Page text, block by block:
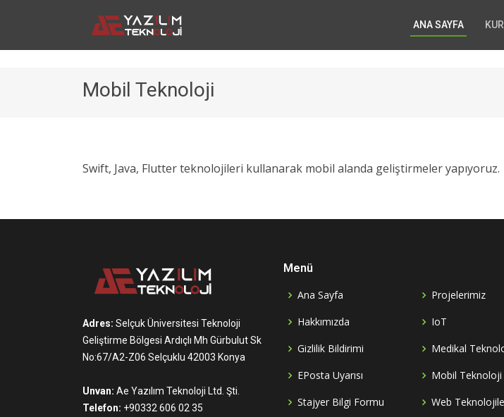
ANA SAYFA
Mobil Teknoloji
Swift, Java, Flutter teknolojileri kullanarak mobil alanda geliştirmeler yapıyoruz.
Adres: Selçuk Üniversitesi Teknoloji
Geliştirme Bölgesi Ardıçlı Mh Gürbulut Sk
No:67/A2-Z06 Selçuklu 42003 Konya
Unvan: Ae Yazılım Teknoloji Ltd. Şti.
Telefon: +90332 606 02 35
Menü
Ana Sayfa
Hakkımızda
Gizlilik Bildirimi
EPosta Uyarısı
Stajyer Bilgi Formu
Projelerimiz
IoT
Medikal
Mobil Teknoloji
Web